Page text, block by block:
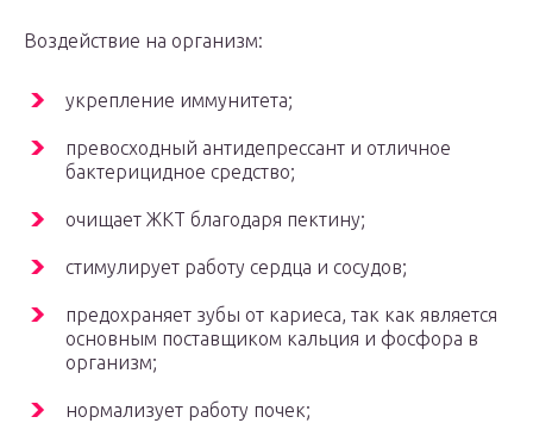
Воздействие на организм:
укрепление иммунитета;
превосходный антидепрессант и отличное
бактерицидное средство;
очищает ЖКТ благодаря пектину;
стимулирует работу сердца и сосудов;
предохраняет зубы от кариеса, так как является
основным поставщиком кальция и фосфора в
организм;
нормализует работу почек;